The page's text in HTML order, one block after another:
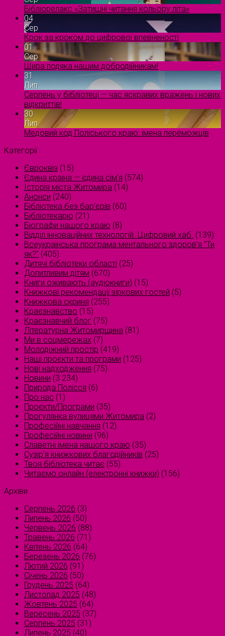
Бібліорелакс «Затишні читання кольору літа»
04
Сер
Крок за кроком до цифрової впевненості
01
Сер
Щира подяка нашим добродійникам!
31
Лип
Серпень у бібліотеці — час яскравих вражень і нових
відкриттів!
30
Лип
Медовий код Поліського краю: імена переможців
Категорії
Євроквіз (15)
Єдина країна — єдина сім’я (574)
Історія міста Житомира (14)
Анонси (240)
Бібліотека без бар'єрів (60)
Бібліотекарю (21)
Біографи нашого краю (8)
Відділ інноваційних технологій. Цифровий хаб. (139)
Всеукраїнська програма ментального здоров'я "Ти
як?" (405)
Дитячі бібліотеки області (25)
Допитливим дітям (670)
Книги оживають (аудіокниги) (15)
Книжкові рекомендації зіркових гостей (5)
Книжкова скриня (255)
Краєзнавство (15)
Краєзнавчий блог (75)
Літературна Житомирщина (81)
Ми в соцмережах (7)
Молодіжний простір (419)
Наші проєкти та програми (125)
Нові надходження (75)
Новини (3 234)
Природа Полісся (6)
Про нас (1)
Проєкти/Програми (35)
Прогулянка вулицями Житомира (2)
Професійні навчання (12)
Професійні новини (96)
Славетні імена нашого краю (35)
Сузірʼя книжкових благодійників (25)
Твоя бібліотека читає (55)
Читаємо онлайн (електронні книжки) (156)
Архіви
Серпень 2026 (3)
Липень 2026 (50)
Червень 2026 (88)
Травень 2026 (71)
Квітень 2026 (64)
Березень 2026 (76)
Лютий 2026 (91)
Січень 2026 (50)
Грудень 2025 (64)
Листопад 2025 (48)
Жовтень 2025 (64)
Вересень 2025 (37)
Серпень 2025 (31)
Липень 2025 (40)